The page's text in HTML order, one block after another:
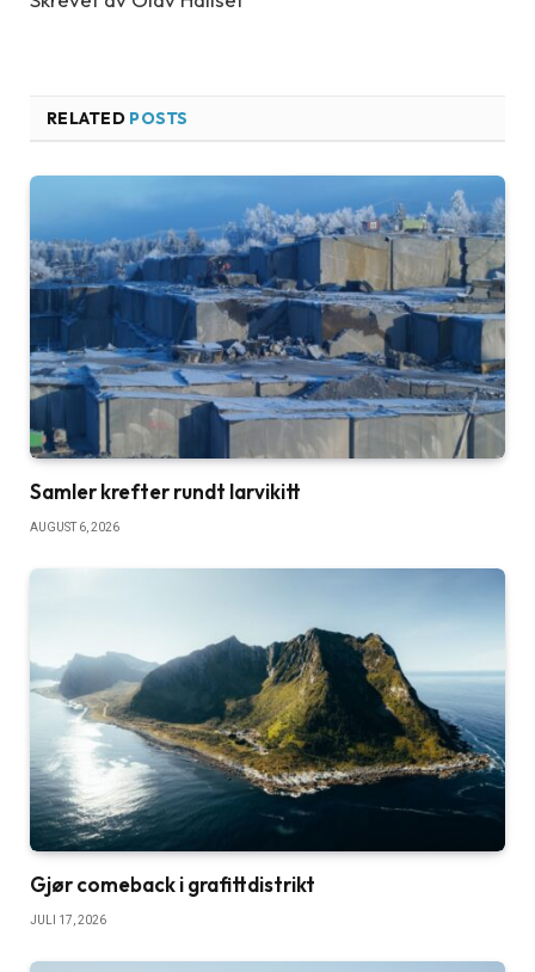
RELATED POSTS
Samler krefter rundt larvikitt
AUGUST 6, 2026
Gjør comeback i grafittdistrikt
JULI 17, 2026